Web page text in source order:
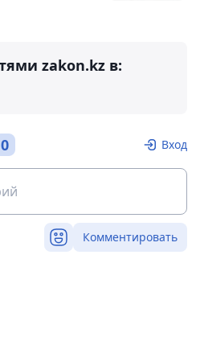
zakon.kz в:
0 Вход
Комментировать